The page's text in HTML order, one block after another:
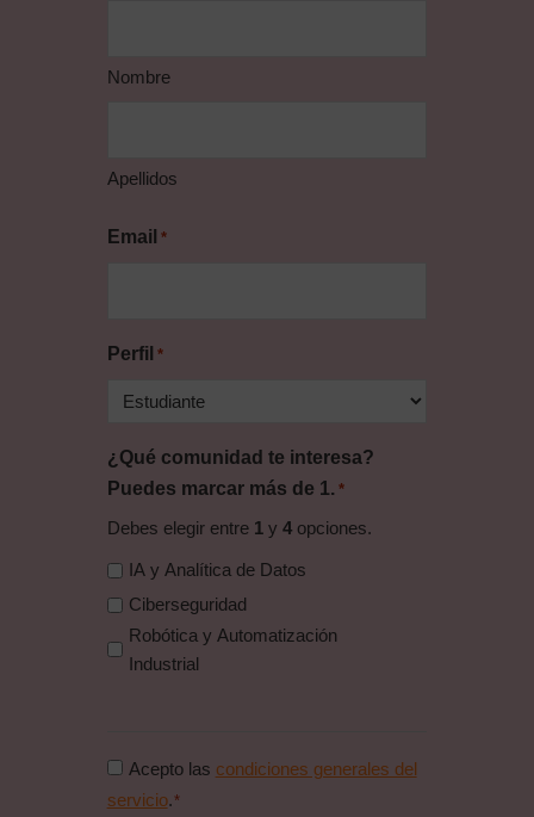
Nombre
Apellidos
Email *
Perfil *
¿Qué comunidad te interesa?
Puedes marcar más de 1. *
Debes elegir entre 1y 4opciones.
IA y Analítica de Datos
Ciberseguridad
Robótica y Automatización
Industrial
Consentimiento
condiciones
Acepto las condiciones generales del
servicio. *